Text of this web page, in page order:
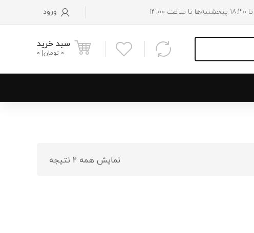
ورود
سبد خرید
0 تومان 0
نمایش همه 2 نتیجه